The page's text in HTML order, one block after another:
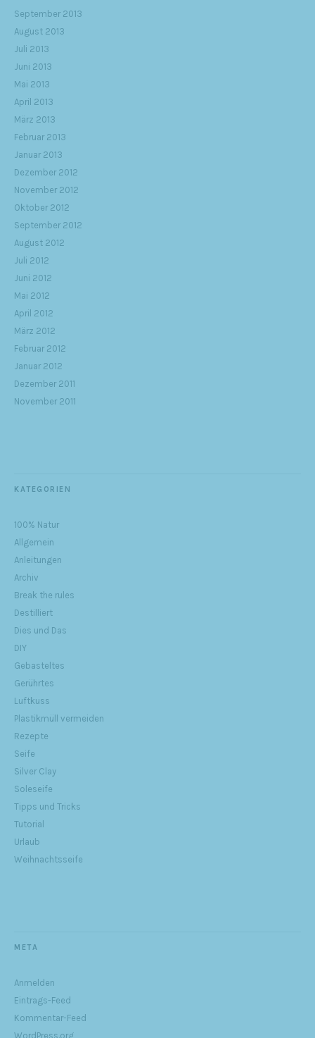
September 2013
August 2013
Juli 2013
Juni 2013
Mai 2013
April 2013
März 2013
Februar 2013
Januar 2013
Dezember 2012
November 2012
Oktober 2012
September 2012
August 2012
Juli 2012
Juni 2012
Mai 2012
April 2012
März 2012
Februar 2012
Januar 2012
Dezember 2011
November 2011
KATEGORIEN
100% Natur
Allgemein
Anleitungen
Archiv
Break the rules
Destilliert
Dies und Das
DIY
Gebasteltes
Gerührtes
Luftkuss
Plastikmüll vermeiden
Rezepte
Seife
Silver Clay
Soleseife
Tipps und Tricks
Tutorial
Urlaub
Weihnachtsseife
META
Anmelden
Eintrags-Feed
Kommentar-Feed
WordPress.org